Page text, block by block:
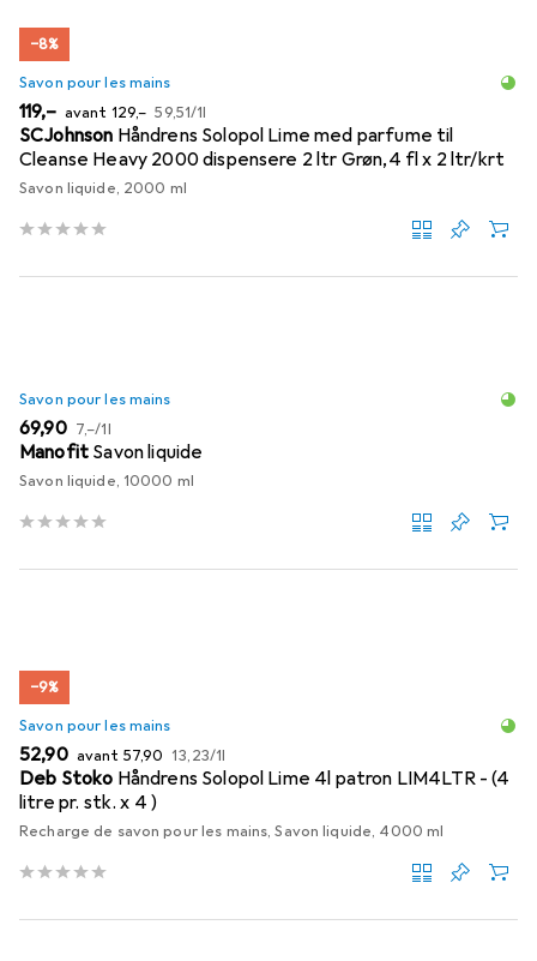
−8%
Savon pour les mains
EUR
119,– avant EUR
129,– EUR
59,51/1l
SCJohnson Håndrens Solopol Lime med parfume til
Cleanse Heavy 2000 dispensere 2 ltr Grøn,4 fl x 2 ltr/krt
Savon liquide, 2000 ml
Savon pour les mains
EUR
69,90 EUR
7,–/1l
Manofit Savon liquide
Savon liquide, 10000 ml
−9%
Savon pour les mains
EUR
52,90 avant EUR
57,90 EUR
13,23/1l
Deb Stoko Håndrens Solopol Lime 4l patron LIM4LTR - (4
litre pr. stk. x 4 )
Recharge de savon pour les mains, Savon liquide, 4000 ml